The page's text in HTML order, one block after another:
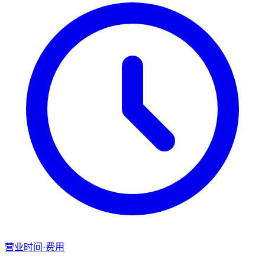
营业时间·费用